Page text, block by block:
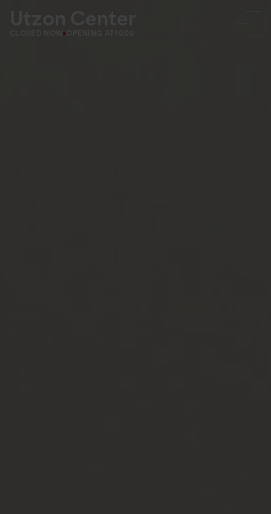
CLOSED NOW